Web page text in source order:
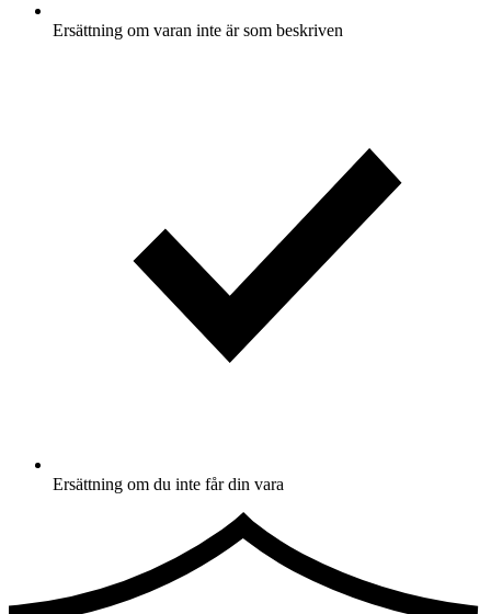
Ersättning om varan inte är som beskriven
Ersättning om du inte får din vara